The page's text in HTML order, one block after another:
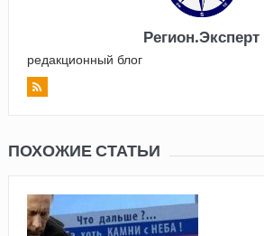
Регион.Эксперт
редакционный блог
ПОХОЖИЕ СТАТЬИ